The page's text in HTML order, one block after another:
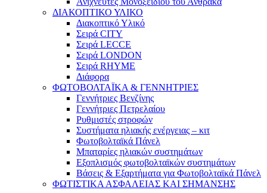
ΔΙΑΚΟΠΤΙΚΟ ΥΛΙΚΟ
Διακοπτικό Υλικό
Σειρά CITY
Σειρά LECCE
Σειρά LONDON
Σειρά RHYME
Διάφορα
ΦΩΤΟΒΟΛΤΑΪΚΑ & ΓΕΝΝΗΤΡΙΕΣ
Γεννήτριες Βενζίνης
Γεννήτριες Πετρελαίου
Ρυθμιστές στροφών
Συστήματα ηλιακής ενέργειας – κιτ
Φωτοβολταϊκά Πάνελ
Μπαταρίες ηλιακών συστημάτων
Εξοπλισμός φωτοβολταϊκών συστημάτων
Βάσεις & Εξαρτήματα για Φωτοβολταϊκά Πάνελ
ΦΩΤΙΣΤΙΚΑ ΑΣΦΑΛΕΙΑΣ ΚΑΙ ΣΗΜΑΝΣΗΣ